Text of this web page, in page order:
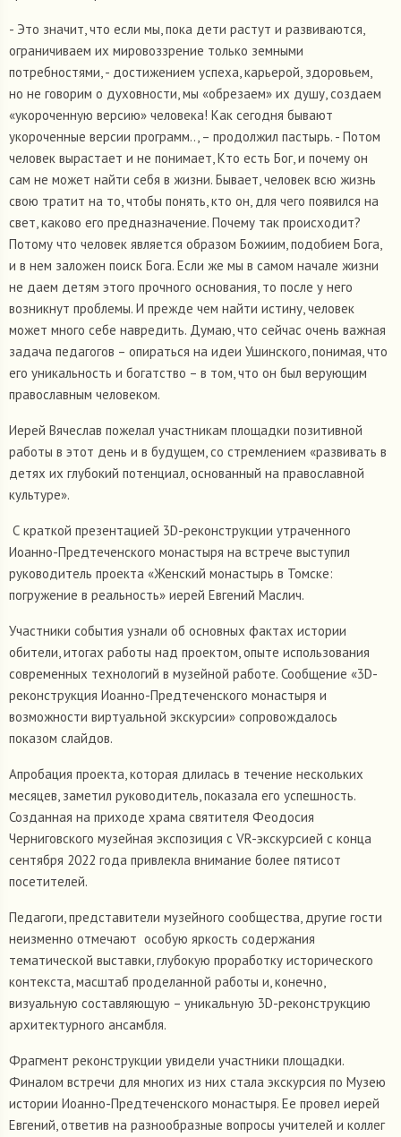
- Это значит, что если мы, пока дети растут и развиваются,
ограничиваем их мировоззрение только земными
потребностями, - достижением успеха, карьерой, здоровьем,
но не говорим о духовности, мы «обрезаем» их душу, создаем
«укороченную версию» человека! Как сегодня бывают
укороченные версии программ.., – продолжил пастырь. - Потом
человек вырастает и не понимает, Кто есть Бог, и почему он
сам не может найти себя в жизни. Бывает, человек всю жизнь
свою тратит на то, чтобы понять, кто он, для чего появился на
свет, каково его предназначение. Почему так происходит?
Потому что человек является образом Божиим, подобием Бога,
и в нем заложен поиск Бога. Если же мы в самом начале жизни
не даем детям этого прочного основания, то после у него
возникнут проблемы. И прежде чем найти истину, человек
может много себе навредить. Думаю, что сейчас очень важная
задача педагогов – опираться на идеи Ушинского, понимая, что
его уникальность и богатство – в том, что он был верующим
православным человеком.
Иерей Вячеслав пожелал участникам площадки позитивной
работы в этот день и в будущем, со стремлением «развивать в
детях их глубокий потенциал, основанный на православной
культуре».
С краткой презентацией 3D-реконструкции утраченного
Иоанно-Предтеченского монастыря на встрече выступил
руководитель проекта «Женский монастырь в Томске:
погружение в реальность» иерей Евгений Маслич.
Участники события узнали об основных фактах истории
обители, итогах работы над проектом, опыте использования
современных технологий в музейной работе. Сообщение «3D-
реконструкция Иоанно-Предтеченского монастыря и
возможности виртуальной экскурсии» сопровождалось
показом слайдов.
Апробация проекта, которая длилась в течение нескольких
месяцев, заметил руководитель, показала его успешность.
Созданная на приходе храма святителя Феодосия
Черниговского музейная экспозиция с VR-экскурсией с конца
сентября 2022 года привлекла внимание более пятисот
посетителей.
Педагоги, представители музейного сообщества, другие гости
неизменно отмечают особую яркость содержания
тематической выставки, глубокую проработку исторического
контекста, масштаб проделанной работы и, конечно,
визуальную составляющую – уникальную 3D-реконструкцию
архитектурного ансамбля.
Фрагмент реконструкции увидели участники площадки.
Финалом встречи для многих из них стала экскурсия по Музею
истории Иоанно-Предтеченского монастыря. Ее провел иерей
Евгений, ответив на разнообразные вопросы учителей и коллег